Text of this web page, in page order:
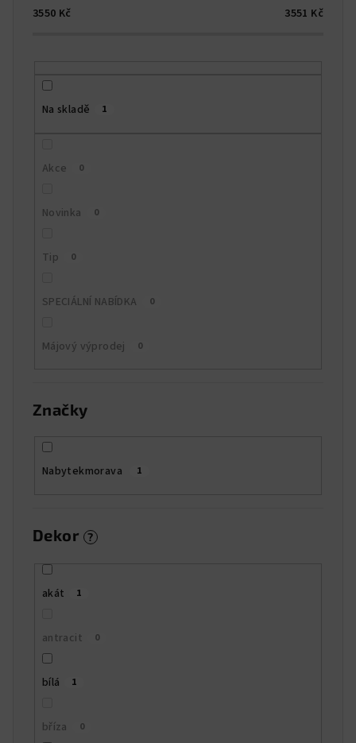
3550 Kč 3551 Kč
Na skladě 1
Akce 0
Novinka 0
Tip 0
SPECIÁLNÍ NABÍDKA 0
Májový výprodej 0
Značky
Nabytekmorava 1
Dekor ?
akát 1
antracit 0
bílá 1
bříza 0